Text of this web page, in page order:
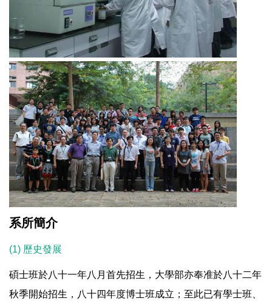
系所簡介
(1) 歷史發展
碩士班於八十一年八月首先招生，大學部亦奉准於八十二年
秋季開始招生，八十四年度博士班成立；至此已有學士班、